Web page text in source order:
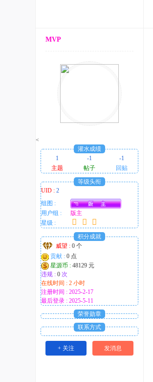
MVP
<
灌水成绩
1
-1
-1
主题
帖子
回贴
等级头衔
UID : 2
组图 :
用户组 :
版主
星级 :
积分成就
威望 : 0 个
贡献 : 0 点
星源币 : 48129 元
违规 : 0 次
在线时间 : 2 小时
注册时间 : 2025-2-17
最后登录 : 2025-5-11
荣誉勋章
联系方式
+ 关注 发消息